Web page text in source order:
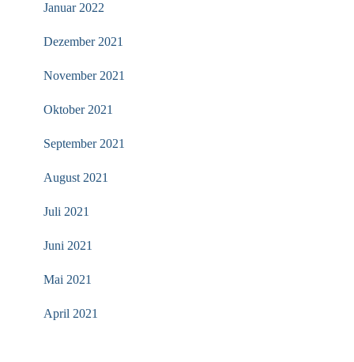
Januar 2022
Dezember 2021
November 2021
Oktober 2021
September 2021
August 2021
Juli 2021
Juni 2021
Mai 2021
April 2021